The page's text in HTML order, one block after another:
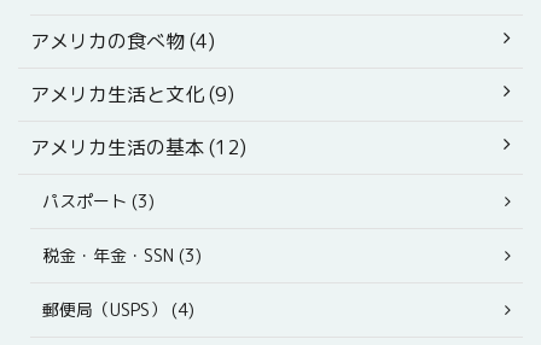
アメリカの食べ物 (4)
アメリカ生活と文化 (9)
アメリカ生活の基本 (12)
パスポート (3)
税金・年金・SSN (3)
郵便局（USPS） (4)